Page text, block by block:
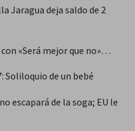
Jaragua deja saldo de 2
«Será mejor que no»…
Soliloquio de un bebé
escapará de la soga; EU le